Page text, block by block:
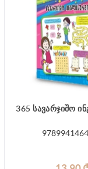
365 სავარჯიშო